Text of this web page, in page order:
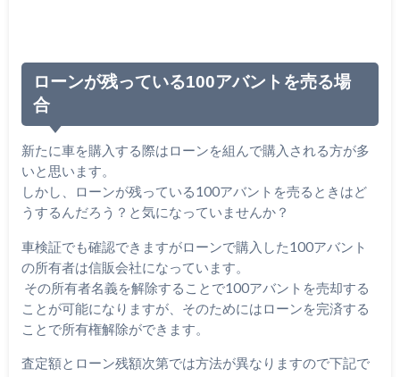
ローンが残っている100アバントを売る場
合
新たに車を購入する際はローンを組んで購入される方が多
いと思います。
しかし、ローンが残っている100アバントを売るときはど
うするんだろう？と気になっていませんか？
車検証でも確認できますがローンで購入した100アバント
の所有者は信販会社になっています。
その所有者名義を解除することで100アバントを売却する
ことが可能になりますが、そのためにはローンを完済する
ことで所有権解除ができます。
査定額とローン残額次第では方法が異なりますので下記で